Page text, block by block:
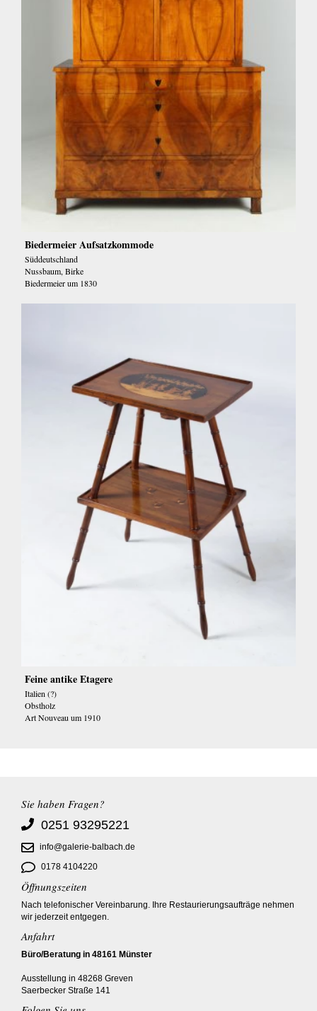
Biedermeier Aufsatzkommode
Süddeutschland
Nussbaum, Birke
Biedermeier um 1830
Feine antike Etagere
Italien (?)
Obstholz
Art Nouveau um 1910
Sie haben Fragen?
0251 93295221
info@galerie-balbach.de
0178 4104220
Öffnungszeiten
Nach telefonischer Vereinbarung. Ihre Restaurierungsaufträge nehmen
wir jederzeit entgegen.
Anfahrt
Büro/Beratung in 48161 Münster
Ausstellung in 48268 Greven
Saerbecker Straße 141